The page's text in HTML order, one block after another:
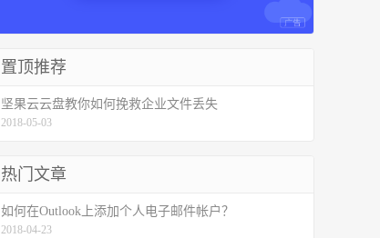
置顶推荐
坚果云云盘教你如何挽救企业文件丢失
2018-05-03
热门文章
如何在Outlook上添加个人电子邮件帐户？
2018-04-23